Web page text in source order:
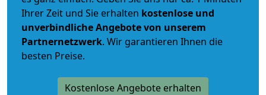
Ihrer Zeit und Sie erhalten kostenlose und
unverbindlicheAngebote von unserem
Partnernetzwerk. Wir garantieren Ihnen die
besten Preise.
Kostenlose Angebote erhalten